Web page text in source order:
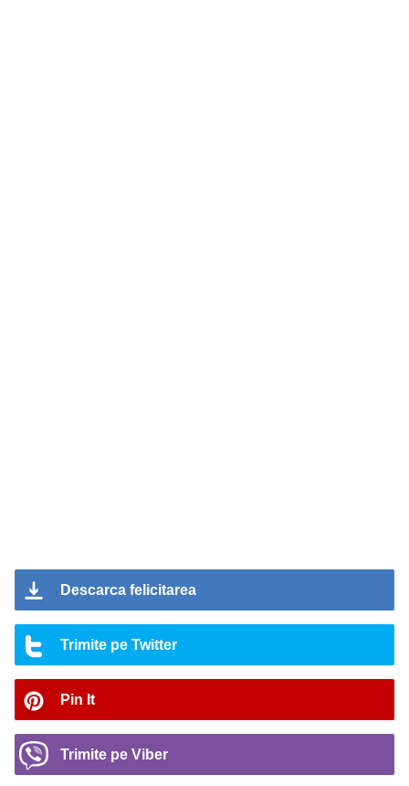
Descarca felicitarea
Trimite pe Twitter
Pin It
Trimite pe Viber